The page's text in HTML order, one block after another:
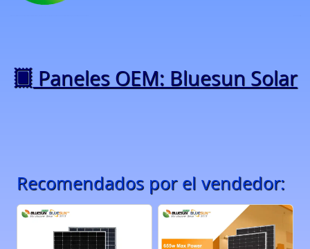
Paneles OEM: Bluesun Solar
Recomendados por el vendedor: